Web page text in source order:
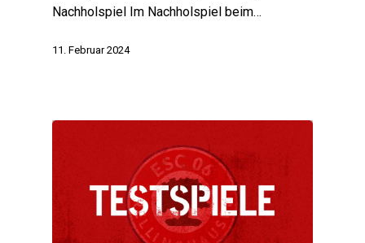
Nachholspiel Im Nachholspiel beim…
11. Februar 2024